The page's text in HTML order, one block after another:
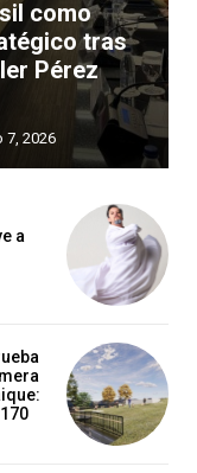
como
tras
Pérez
7, 2026
a